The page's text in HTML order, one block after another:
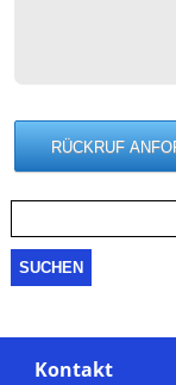
nach:
Kontakt